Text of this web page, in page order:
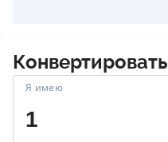
Конвертировать
Я имею